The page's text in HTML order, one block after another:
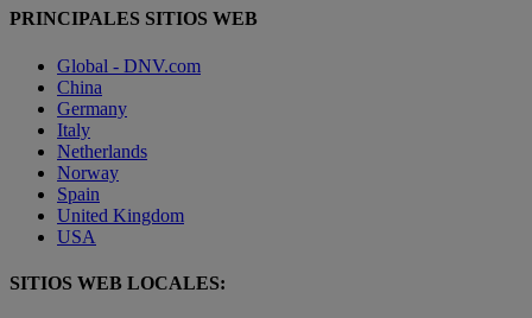
PRINCIPALES SITIOS WEB
Global - DNV.com
China
Germany
Italy
Netherlands
Norway
Spain
United Kingdom
USA
SITIOS WEB LOCALES: